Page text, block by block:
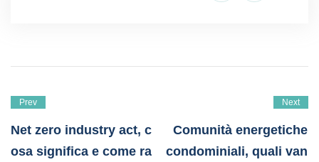
Prev
Net zero industry act, c
osa significa e come ra
Next
Comunità energetiche
condominiali, quali van